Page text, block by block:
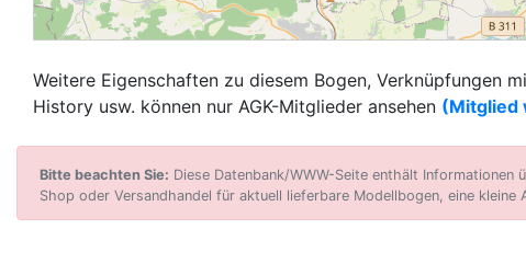
Weitere Eigenschaften zu diesem Bogen, Verknüpfungen
History usw. können nur AGK-Mitglieder ansehen (Mitglied
Bitte beachten Sie: Diese Datenbank/WWW-Seite enthält
Shop oder Versandhandel für aktuell lieferbare Modellbogen, eine